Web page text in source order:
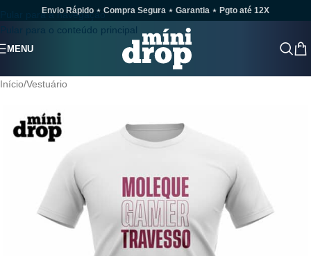
Pular para a navegação
Pular para o conteúdo principal
Envio Rápido ⋆ Compra Segura ⋆ Garantia ⋆ Pgto até 12X
MENU
Início/Vestuário